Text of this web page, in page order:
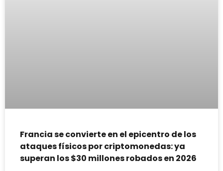
Francia se convierte en el epicentro de los
ataques físicos por criptomonedas: ya
superan los $30 millones robados en 2026